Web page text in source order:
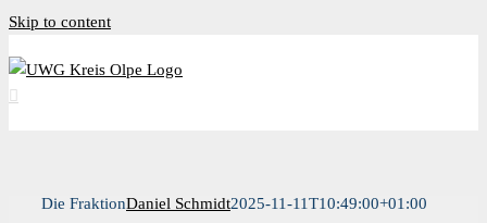
Skip to content
Die FraktionDaniel Schmidt2025-11-11T10:49:00+01:00